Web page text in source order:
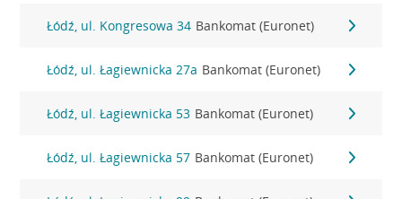
Łódź, ul. Kongresowa 34 Bankomat (Euronet)
Łódź, ul. Łagiewnicka 27a Bankomat (Euronet)
Łódź, ul. Łagiewnicka 53 Bankomat (Euronet)
Łódź, ul. Łagiewnicka 57 Bankomat (Euronet)